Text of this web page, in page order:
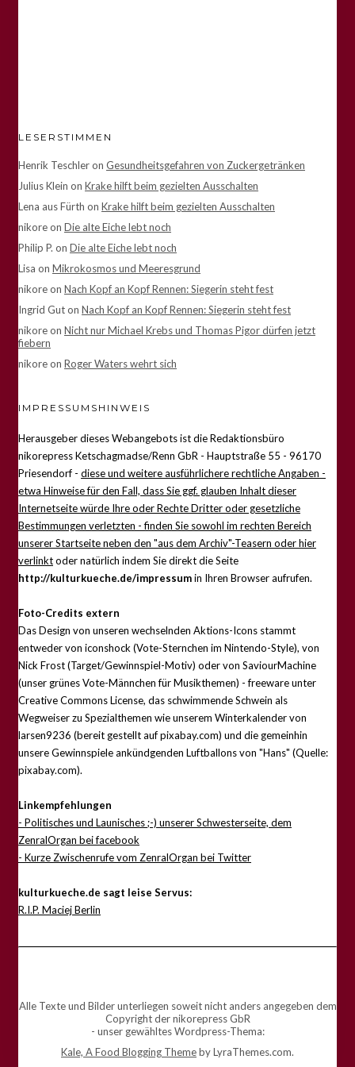
LESERSTIMMEN
Henrik Teschleron Gesundheitsgefahren von Zuckergetränken
Julius Klein on Krake hilft beim gezielten Ausschalten
Lena aus Fürth on Krake hilft beim gezielten Ausschalten
nikoreon Die alte Eiche lebt noch
Philip P. on Die alte Eiche lebt noch
Lisa on Mikrokosmos und Meeresgrund
nikoreon Nach Kopf an Kopf Rennen: Siegerin steht fest
Ingrid Guton Nach Kopf an Kopf Rennen: Siegerin steht fest
nikoreon Nicht nur Michael Krebs und Thomas Pigor dürfen jetzt
fiebern
nikoreon Roger Waters wehrt sich
IMPRESSUMSHINWEIS
Herausgeber dieses Webangebots ist die Redaktionsbüro
nikorepress Ketschagmadse/Renn GbR - Hauptstraße 55 - 96170
Priesendorf - diese und weitere ausführlichere rechtliche Angaben -
etwa Hinweise für den Fall, dass Sie ggf. glauben Inhalt dieser
Internetseite würde Ihre oder Rechte Dritter oder gesetzliche
Bestimmungen verletzten - finden Sie sowohl im rechten Bereich
unserer Startseite neben den "aus dem Archiv"-Teasern oder hier
verlinktoder natürlich indem Sie direkt die Seite
http://kulturkueche.de/impressumin Ihren Browser aufrufen.
Foto-Credits extern
Das Design von unseren wechselnden Aktions-Icons stammt
entweder von iconshock (Vote-Sternchen im Nintendo-Style), von
Nick Frost (Target/Gewinnspiel-Motiv) oder von SaviourMachine
(unser grünes Vote-Männchen für Musikthemen) - freeware unter
Creative Commons License, das schwimmende Schwein als
Wegweiser zu Spezialthemen wie unserem Winterkalender von
larsen9236 (bereit gestellt auf pixabay.com) und die gemeinhin
unsere Gewinnspiele ankündgenden Luftballons von "Hans" (Quelle:
pixabay.com).
Linkempfehlungen
- Politisches und Launisches ;-) unserer Schwesterseite, dem
ZenralOrgan bei facebook
- Kurze Zwischenrufe vom ZenralOrgan bei Twitter
kulturkueche.de sagt leise Servus:
R.I.P. Maciej Berlin
Alle Texte und Bilder unterliegen soweit nicht anders angegeben dem
Copyright der nikorepress GbR
- unser gewähltes Wordpress-Thema:
Kale, A Food Blogging Themeby LyraThemes.com.